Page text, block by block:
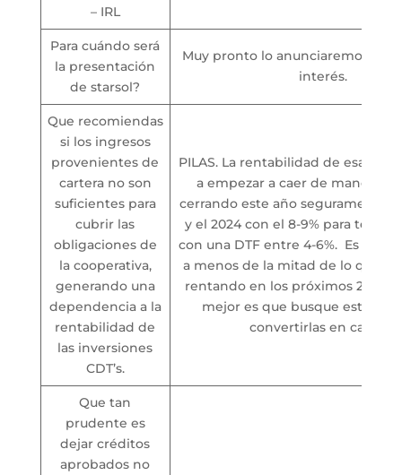
– IRL
Para cuándo será
la presentación
de starsol?
Muy pronto lo anunciaremos.
interés.
Que recomiendas
si los ingresos
provenientes de
cartera no son
suficientes para
cubrir las
obligaciones de
la cooperativa,
generando una
dependencia a la
rentabilidad de
las inversiones
CDT’s.
PILAS. La rentabilidad de esas
a empezar a caer de manera
cerrando este año seguramente
y el 2024 con el 8-9% para
con una DTF entre 4-6%. Es decir,
a menos de la mitad de lo que
rentando en los próximos 2 años
mejor es que busque
convertirlas en cartera.
Que tan
prudente es
dejar créditos
aprobados no